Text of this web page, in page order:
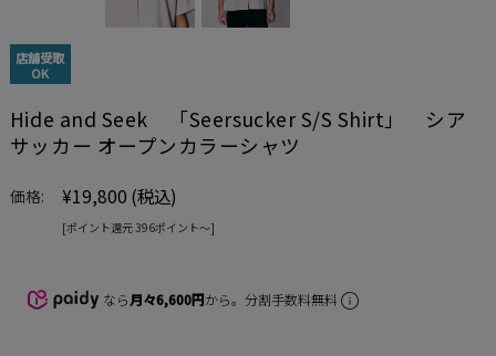
店舗受取
OK
Hide and Seek 「Seersucker S/S Shirt」 シア
サッカー オープンカラーシャツ
価格: ¥19,800 (税込)
[ポイント還元 396ポイント〜]
なら月々6,600円から。分割手数料無料